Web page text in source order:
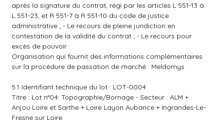
après la signature du contrat, régi par les articles L 551-13 à
L 551-23, et R 551-7 à R 551-10 du code de justice
administrative ; - Le recours de pleine juridiction en
contestation de la validité du contrat ; - Le recours pour
excès de pouvoir
Organisation qui fournit des informations complémentaires
sur la procédure de passation de marché : Meldomys
5.1 Identifiant technique du lot : LOT-0004
Titre : Lot n°04: Topographie/Bornage - Secteur : ALM +
Anjou Loire et Sarthe + Loire Layon Aubance + Ingrandes-Le-
Fresne sur Loire